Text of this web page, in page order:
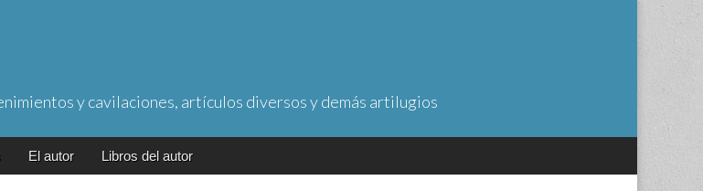
y cavilaciones, artículos diversos y demás artilugios
El autor Libros del autor